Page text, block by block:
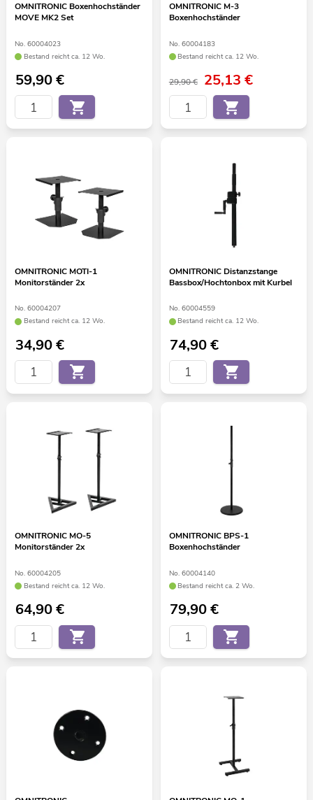
OMNITRONIC Boxenhochständer
MOVE MK2 Set
No. 60004023
Bestand reicht ca. 12 Wo.
59,90€
OMNITRONIC M-3
Boxenhochständer
No. 60004183
Bestand reicht ca. 12 Wo.
29,90 € 25,13 €
OMNITRONIC MOTI-1
Monitorständer 2x
No. 60004207
Bestand reicht ca. 12 Wo.
34,90€
OMNITRONIC Distanzstange
Bassbox/Hochtonbox mit Kurbel
No. 60004559
Bestand reicht ca. 12 Wo.
74,90€
OMNITRONIC MO-5
Monitorständer 2x
No. 60004205
Bestand reicht ca. 12 Wo.
64,90€
OMNITRONIC BPS-1
Boxenhochständer
No. 60004140
Bestand reicht ca. 2 Wo.
79,90€